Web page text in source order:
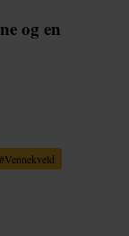
og en
#Vennekveld